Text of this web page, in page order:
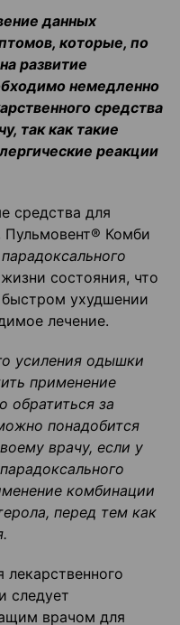
данных
которые, по
развитие
немедленно
средства
так как такие
реакции
средства для
Пульмовент® Комби
парадоксального
состояния, что
быстром ухудшении
лечение.
усиления одышки
применение
обратиться за
понадобится
врачу, если у
комбинации
перед тем как
следует
врачом для